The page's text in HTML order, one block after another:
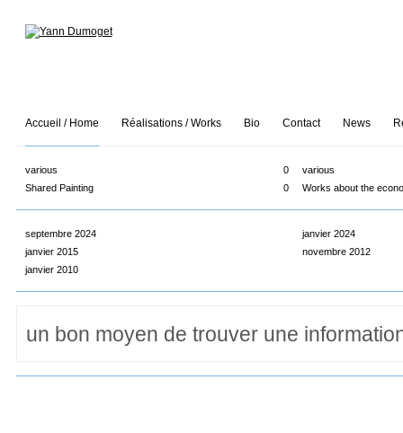
Accueil / Home Réalisations / Works Bio Contact News
various
0
Shared Painting
0
various
Works about the
septembre 2024
janvier 2015
janvier 2010
janvier 2024
novembre 2012